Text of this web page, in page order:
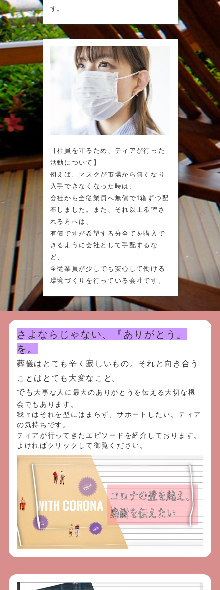
す。
【社員を守るため、ティアが行った
活動について】
例えば、マスクが市場から無くなり
入手できなくなった時は、
会社から全従業員へ無償で1箱ずつ配
布しました。また、それ以上希望さ
れる方へは、
有償ですが希望する分全てを購入で
きるように会社として手配するな
ど、
全従業員が少しでも安心して働ける
環境づくりを行っている会社です。
さよならじゃない、『ありがとう』
を。
葬儀はとても辛く寂しいもの。それと向き合う
ことはとても大変なこと。
でも 大事な人に最大のありがとうを伝える大切な機
会でもあります。
我々はそれを型にはまらず、サポートしたい。ティア
の気持ちです。
ティアが行ってきたエピソードを紹介しております。
よければクリックして御覧ください。